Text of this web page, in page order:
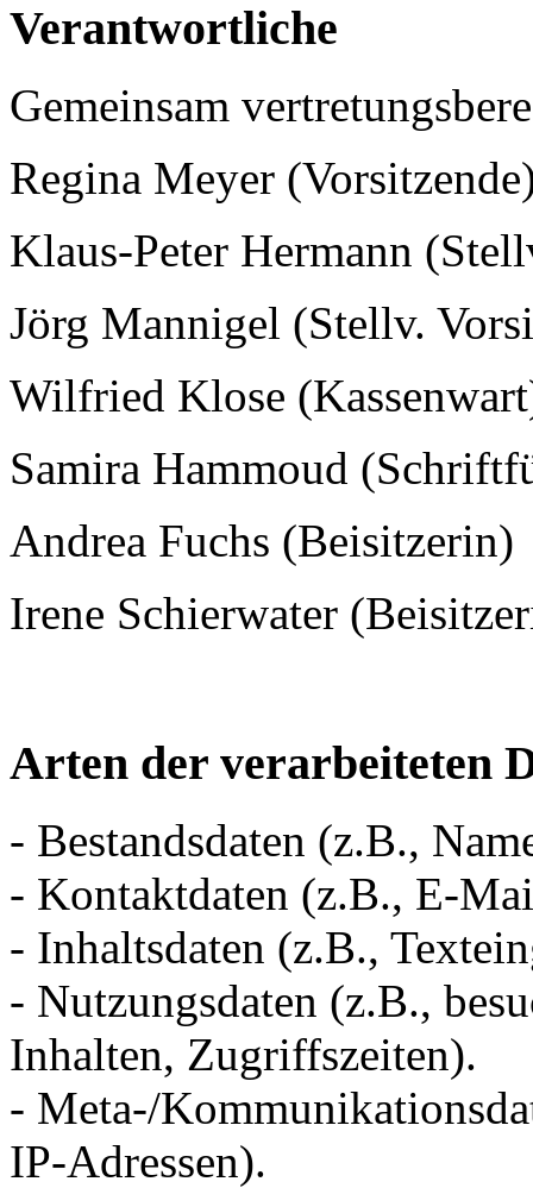
Verantwortliche
Gemeinsam
Regina Meyer
Klaus-Peter Hermann
Jörg Mannigel (Stellv.
Wilfried Klose
Samira Hammoud
Andrea Fuchs (Beisitzerin)
Irene Schierwater
Arten der verarbeiteten
- Bestandsdaten (z.B.,
- Kontaktdaten (z.B., E-
- Inhaltsdaten (z.B.,
- Nutzungsdaten (z.B.,
Inhalten, Zugriffszeiten).
- Meta-/
IP-Adressen).